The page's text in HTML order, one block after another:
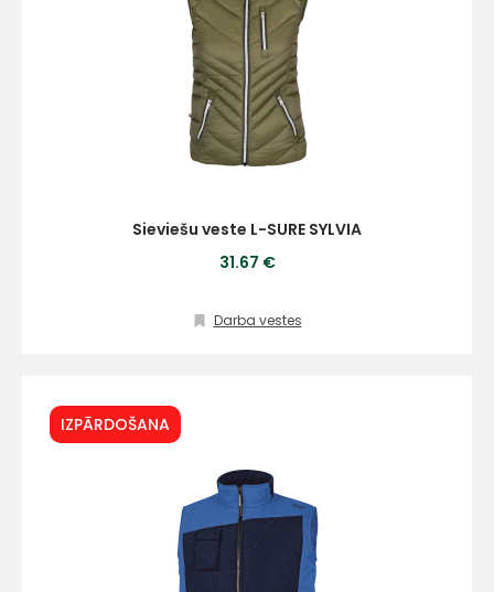
Sieviešu veste L-SURE SYLVIA
31.67 €
Darba vestes
IZPĀRDOŠANA